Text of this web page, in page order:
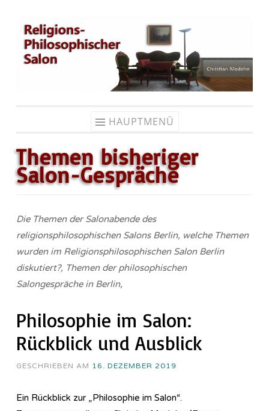
Zum
Inhalt
springen
HAUPTMENÜ
Themen bisheriger
Salon-Gespräche
Die Themen der Salonabende des
religionsphilosophischen Salons Berlin, welche Themen
wurden im Re­li­gi­ons­phi­lo­so­phi­sch­en Salon Berlin
diskutiert?, Themen der philosophischen
Salongespräche in Berlin,
Philosophie im Salon:
Rückblick und Ausblick
GESCHRIEBEN AM 16. DEZEMBER 2019
Ein Rückblick zur „Philosophie im Salon“.